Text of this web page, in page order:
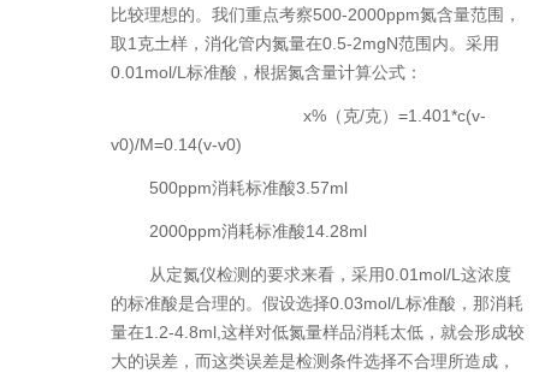
比较理想的。我们重点考察500-2000ppm氮含量范围，
取1 克土样，消化管内氮量在0.5-2mgN范围内。采用
0.01mol/L 标准酸，根据氮含量计算公式：
x% （克/克） =1.401*c(v-
v0)/M=0.14(v-v0)
500ppm消耗标准酸3.57ml
2000ppm消耗标准酸14.28ml
从定氮仪检测的要求来看，采用0.01mol/L 这浓度
的标准酸是合理的。假设选择0.03mol/L 标准酸，那消耗
量在1.2-4.8ml, 这样对低氮量样品消耗太低，就会形成较
大的误差，而这类误差是检测条件选择不合理所造成，